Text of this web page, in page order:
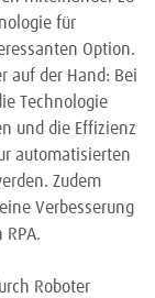
für
Option.
auf der Hand: Bei
Technologie
und die Effizienz
automatisierten
Zudem
Verbesserung
Roboter